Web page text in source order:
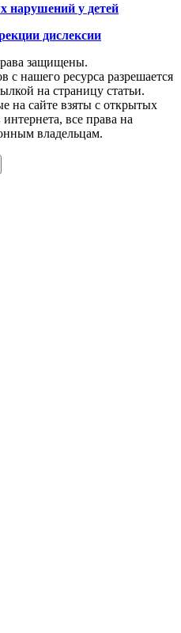
нарушений у детей
дислексии
защищены.
с нашего ресурса разрешается
на страницу статьи.
на сайте взяты с открытых
все права на
владельцам.